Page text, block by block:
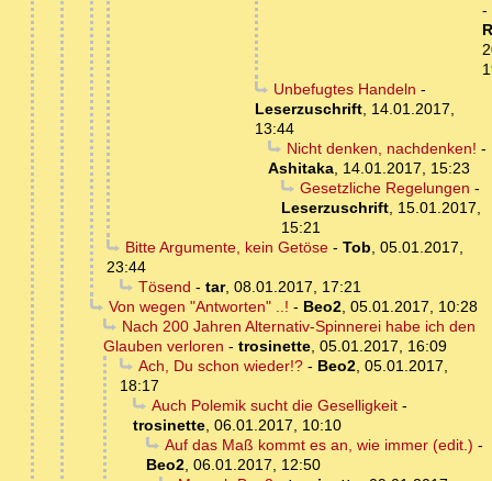
-
Unbefugtes Handeln -
Leserzuschrift, 14.01.2017,
13:44
Nicht denken, nachdenken! -
Ashitaka, 14.01.2017, 15:23
Gesetzliche Regelungen -
Leserzuschrift, 15.01.2017,
15:21
Bitte Argumente, kein Getöse- Tob, 05.01.2017,
23:44
Tösend - tar, 08.01.2017, 17:21
Von wegen "Antworten" ..! - Beo2, 05.01.2017, 10:28
Nach 200 Jahren Alternativ-Spinnerei habe ich den
Glauben verloren - trosinette, 05.01.2017, 16:09
Ach, Du schon wieder!?- Beo2, 05.01.2017,
18:17
Auch Polemik sucht die Geselligkeit-
trosinette, 06.01.2017, 10:10
Auf das Maß kommt es an, wie immer (edit.) -
Beo2, 06.01.2017, 12:50